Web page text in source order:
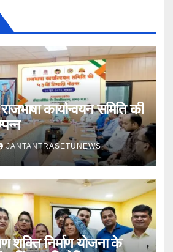
कार्यान्वयन समिति की
JANTANTRASETUNEWS
शक्ति निर्माण योजना के